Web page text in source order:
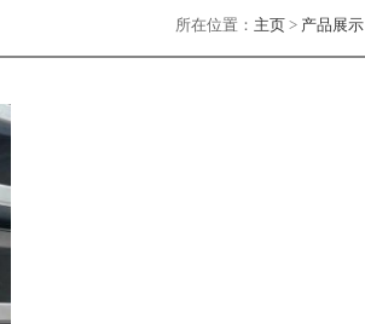
所在位置： 主页 > 产品展示